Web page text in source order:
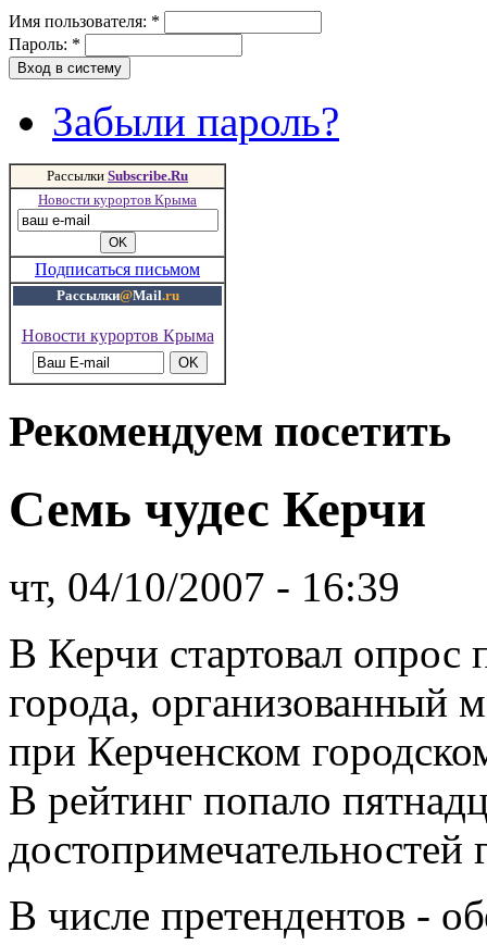
Имя пользователя: *
Пароль: *
Забыли пароль?
Рассылки Subscribe.Ru
Новости курортов Крыма
Подписаться письмом
Рассылки@Mail.ru
Новости курортов Крыма
Рекомендуем посетить
Семь чудес Керчи
чт, 04/10/2007 - 16:39
В Керчи стартовал опрос
города,
при Керченском
В рейтинг попало
достопримечательностей
В числе претендентов -